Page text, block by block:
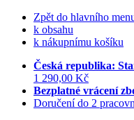
Zpět do hlavního
k obsahu
k nákupnímu košíku
Česká republika:
1 290,00 Kč
Bezplatné vrácení
Doručení do 2